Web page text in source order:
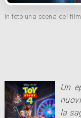
In foto una scena del film
Un
la